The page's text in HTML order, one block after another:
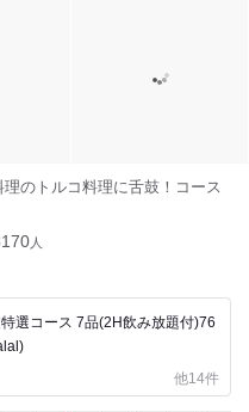
のトルコ料理に舌鼓！コース
人
選コース 7品(2H飲み放題付)76
他14件